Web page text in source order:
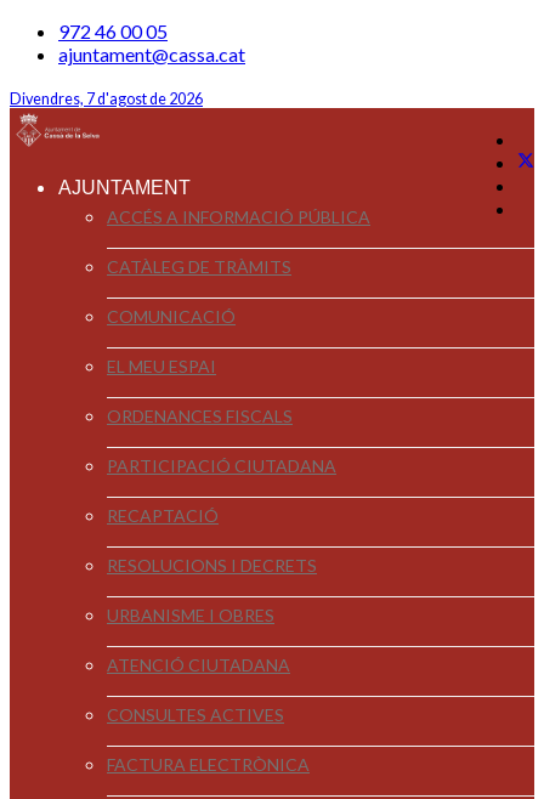
972 46 00 05
ajuntament@cassa.cat
Divendres, 7 d'agost de 2026
AJUNTAMENT
ACCÉS A INFORMACIÓ PÚBLICA
CATÀLEG DE TRÀMITS
COMUNICACIÓ
EL MEU ESPAI
ORDENANCES FISCALS
PARTICIPACIÓ CIUTADANA
RECAPTACIÓ
RESOLUCIONS I DECRETS
URBANISME I OBRES
ATENCIÓ CIUTADANA
CONSULTES ACTIVES
FACTURA ELECTRÒNICA